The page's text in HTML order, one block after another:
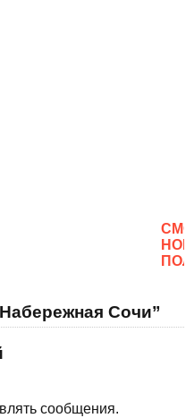
Сочи”
сообщения.